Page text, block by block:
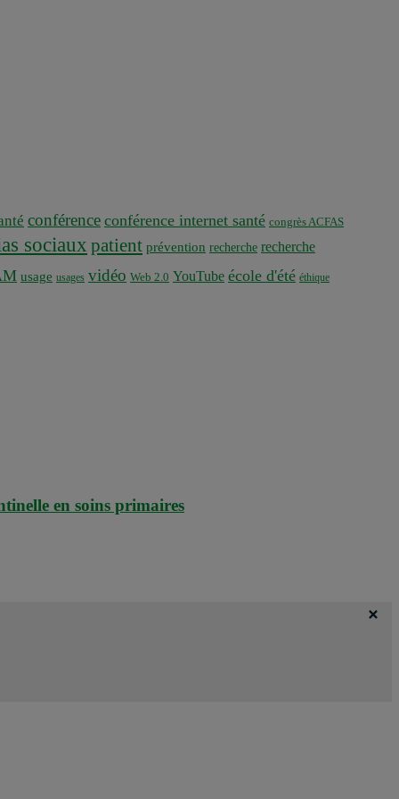
conférence conférence internet santé congrès ACFAS
sociaux patient prévention recherche recherche
usage usages vidéo Web 2.0 YouTube école d'été éthique
en soins primaires